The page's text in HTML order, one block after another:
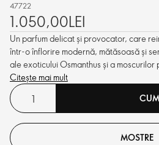
47722
1.050,00LEI
Un parfum delicat și provocator, care
într-o înflorire modernă, mătăsoasă și
ale exoticului Osmanthus și a
senzualitate sublimă.
Citește mai mult
MOSTRE